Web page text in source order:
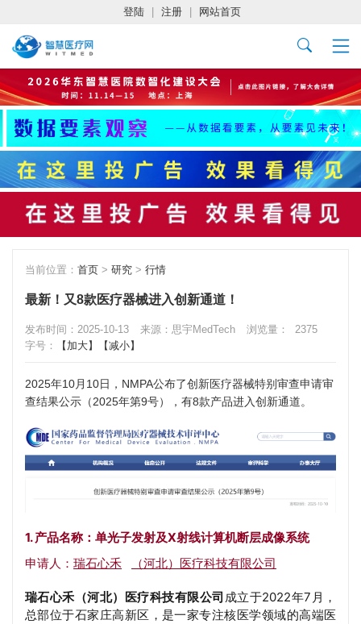
登陆 注册 网站首页
当前位置： 首页 > 研究 > 行情
最新！又8款医疗器械进入创新通道！
发布时间：2025-10-13 来源：思宇MedTech 浏览量：
2375
字号：
【加大】 【减小】
2025年10月10日，NMPA公布了创新医疗器械特别审查申请审
查结果公示（2025年第9号），有8款产品进入创新通道。
1. 产品名称：单光子发射及X射线计算机断层成像系统
申请人： 瑞石心禾 （河北）医疗科技有限公司
瑞石心禾（河北）医疗科技有限公司 成立于2022年7月，
总部位于石家庄高新区，是一家专注核医学领域的高端医